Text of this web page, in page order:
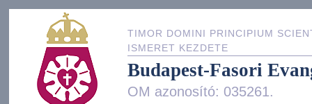
TIMOR DOMINI PRINCIPIUM
ISMERET KEZDETE
Budapest-Fasori
OM azonosító: 035261.